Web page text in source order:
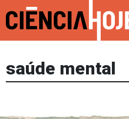
saúde mental